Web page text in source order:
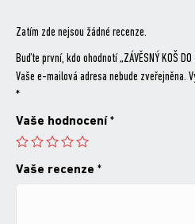
Zatím zde nejsou žádné recenze.
Buďte první, kdo ohodnotí „ZÁVĚSNÝ KOŠ DO
Vaše e-mailová adresa nebude zveřejněna.
*
Vaše hodnocení *
Vaše recenze *